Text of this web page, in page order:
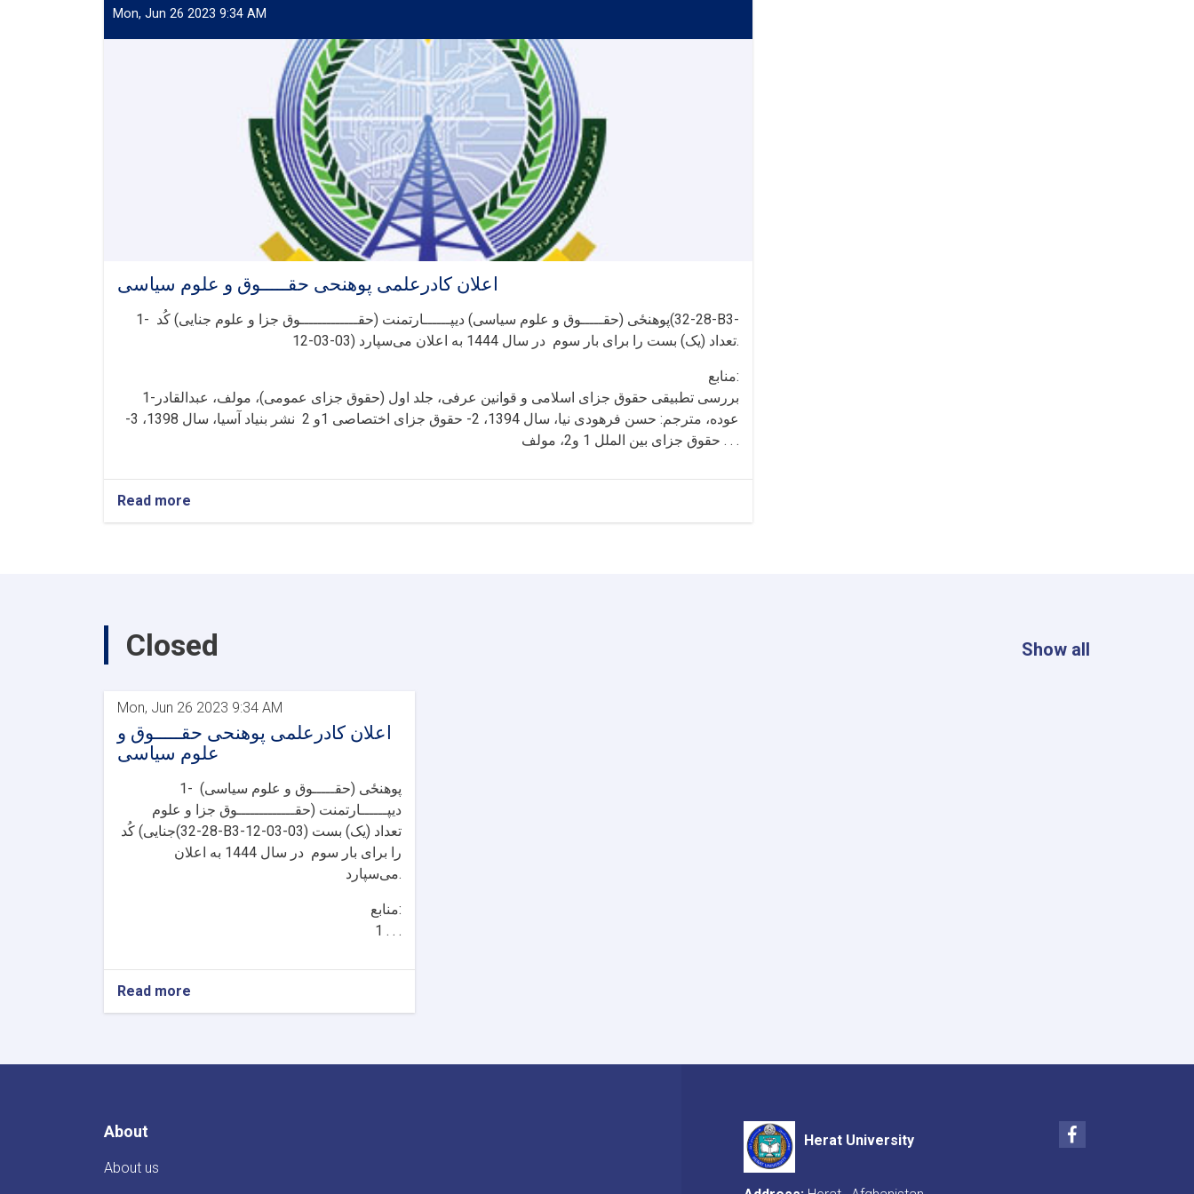
Mon, Jun 26 2023 9:34 AM
اعلان کادرعلمی پوهنحی حقـــــوق و علوم سیاسی
1- پوهنځی (حقـــــوق و علوم سیاسی) دیپــــــارتمنت (حقـــــــــــــوق جزا و علوم جنایی) کُد(28-32-B3-
12-03-03) تعداد (یک) بست را برای بار سوم در سال 1444 به اعلان می‌سپارد.
منابع:
1-بررسی تطبیقی حقوق جزای اسلامی و قوانین عرفی، جلد اول (حقوق جزای عمومی)، مولف، عبدالقادر
عوده، مترجم: حسن فرهودی نیا، سال 1394، 2- حقوق جزای اختصاصی 1و 2 نشر بنیاد آسیا، سال 1398، 3-
حقوق جزای بین الملل 1 و2، مولف . . .
Read more
Closed Show all
Mon, Jun 26 2023 9:34 AM
اعلان کادرعلمی پوهنحی حقـــــوق و
علوم سیاسی
1- پوهنځی (حقـــــوق و علوم سیاسی)
دیپــــــارتمنت (حقـــــــــــــوق جزا و علوم
جنایی) کُد(28-32-B3-12-03-03) تعداد (یک) بست
را برای بار سوم در سال 1444 به اعلان
می‌سپارد.
منابع:
1 . . .
Read more
About
About us
Herat University
Facebook